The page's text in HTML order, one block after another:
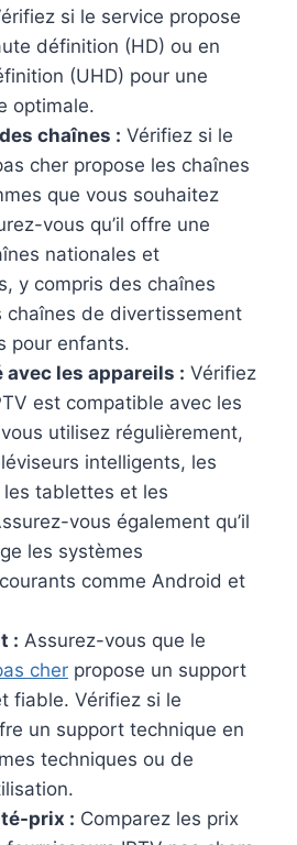
si le service propose
définition (HD) ou en
(UHD) pour une
optimale.
chaînes : Vérifiez si le
cher propose les chaînes
que vous souhaitez
vous qu’il offre une
nationales et
y compris des chaînes
chaînes de divertissement
pour enfants.
les appareils : Vérifiez
est compatible avec les
utilisez régulièrement,
intelligents, les
tablettes et les
vous également qu’il
les systèmes
comme Android et
: Assurez-vous que le
cher propose un support
fiable. Vérifiez si le
un support technique en
techniques ou de
prix : Comparez les prix